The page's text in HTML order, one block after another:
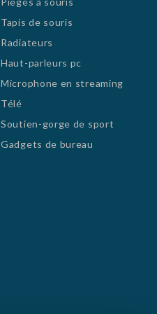
Tapis de souris
Radiateurs
Haut-parleurs pc
Microphone en streaming
Télé
Soutien-gorge de sport
Gadgets de bureau